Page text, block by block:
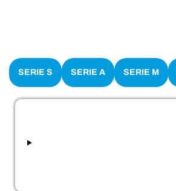
SERIE S SERIE A SERIE M